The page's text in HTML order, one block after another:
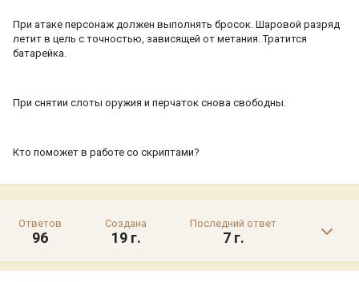
При атаке персонаж должен выполнять бросок. Шаровой разряд
летит в цель с точностью, зависящей от метания. Тратится
батарейка.
При снятии слоты оружия и перчаток снова свободны.
Кто поможет в работе со скриптами?
Ответов
96
Создана
19 г.
Последний ответ
7 г.